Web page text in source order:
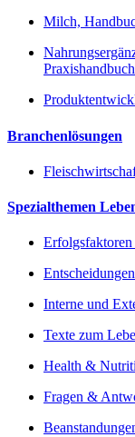
Milch,
Praxishandbuch
Branchenlösungen
Spezialthemen
Erfolgsfaktoren
Interne und
Texte zum
Health &
Fragen &